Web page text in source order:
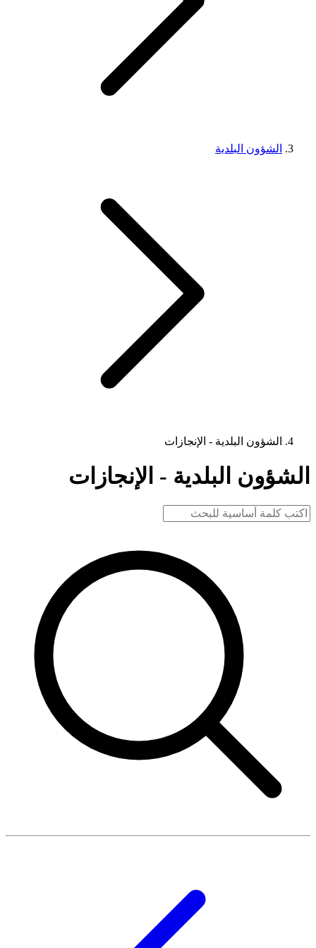
الشؤون البلدية
الشؤون البلدية - الإنجازات
الشؤون البلدية - الإنجازات